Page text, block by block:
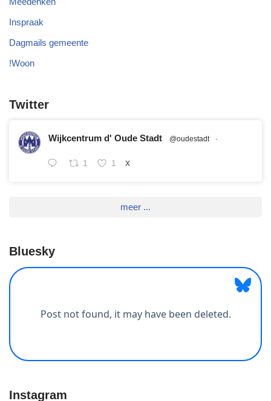
Inspraak
Dagmails gemeente
!Woon
Twitter
Wijkcentrum d' Oude Stadt @oudestadt ·
1 1 X
meer ...
Bluesky
Instagram